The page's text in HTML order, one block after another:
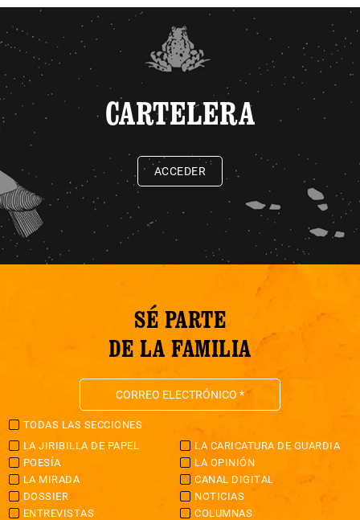
CARTELERA
ACCEDER
SÉ PARTE
DE LA FAMILIA
TODAS LAS SECCIONES
LA JIRIBILLA DE PAPEL
LA CARICATURA DE GUARDIA
POESÍA
LA OPINIÓN
LA MIRADA
CANAL DIGITAL
DOSSIER
NOTICIAS
ENTREVISTAS
COLUMNAS